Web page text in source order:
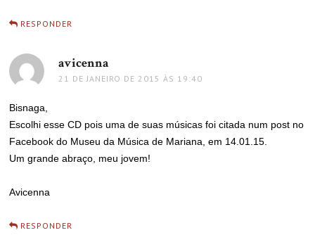
RESPONDER
avicenna
21 DE JANEIRO DE 2015 ÀS 19:40
Bisnaga,
Escolhi esse CD pois uma de suas músicas foi citada num post no
Facebook do Museu da Música de Mariana, em 14.01.15.
Um grande abraço, meu jovem!
Avicenna
RESPONDER